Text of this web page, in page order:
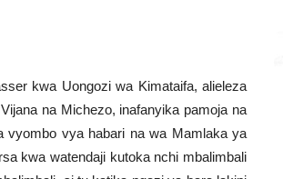
kwa Uongozi wa Kimataifa, alieleza
na Michezo, inafanyika pamoja na
vyombo vya habari na wa Mamlaka ya
kwa watendaji kutoka nchi mbalimbali